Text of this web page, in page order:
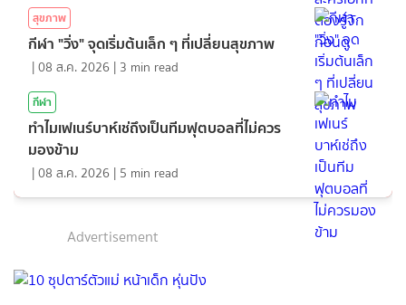
สุขภาพ
กีฬา "วิ่ง" จุดเริ่มต้นเล็ก ๆ ที่เปลี่ยนสุขภาพ
|08 ส.ค. 2026 | 3 min read
กีฬา
ทำไมเฟเนร์บาห์เช่ถึงเป็นทีมฟุตบอลที่ไม่ควร
มองข้าม
|08 ส.ค. 2026 | 5 min read
Advertisement